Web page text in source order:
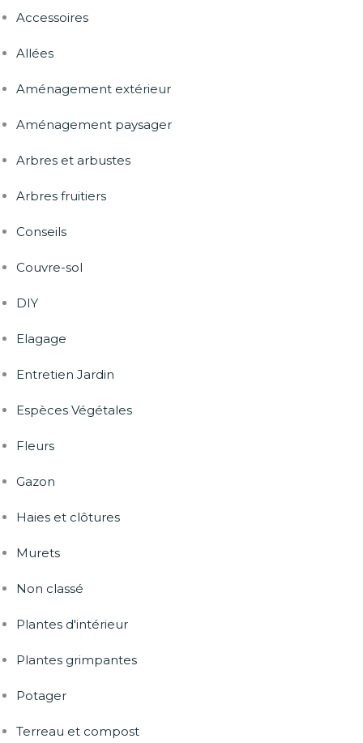
Accessoires
Allées
Aménagement extérieur
Aménagement paysager
Arbres et arbustes
Arbres fruitiers
Conseils
Couvre-sol
DIY
Elagage
Entretien Jardin
Espèces Végétales
Fleurs
Gazon
Haies et clôtures
Murets
Non classé
Plantes d'intérieur
Plantes grimpantes
Potager
Terreau et compost